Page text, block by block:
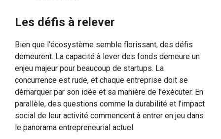
Les défis à relever
Bien que l’écosystème semble florissant, des défis
demeurent. La capacité à lever des fonds demeure un
enjeu majeur pour beaucoup de startups. La
concurrence est rude, et chaque entreprise doit se
démarquer par son idée et sa manière de l’exécuter. En
parallèle, des questions comme la durabilité et l’impact
social de leur activité commencent à entrer en jeu dans
le panorama entrepreneurial actuel.